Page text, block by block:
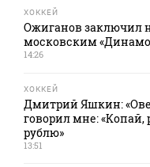
ХОККЕЙ
Ожиганов заключил
московским
14:26
ХОККЕЙ
Дмитрий Яшкин:
говорил мне: «Копай,
рублю»
13:51